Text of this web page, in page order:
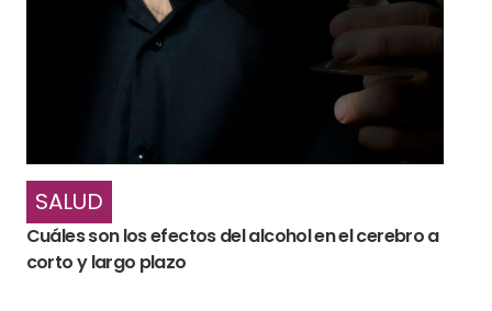
SALUD
Cuáles son los efectos del alcohol en el cerebro a
corto y largo plazo